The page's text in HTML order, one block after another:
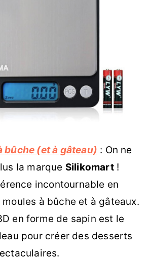
bûche (et à gâteau) : On ne
la marque Silikomart!
incontournable en
à bûche et à gâteaux.
en forme de sapin est le
pour créer des desserts